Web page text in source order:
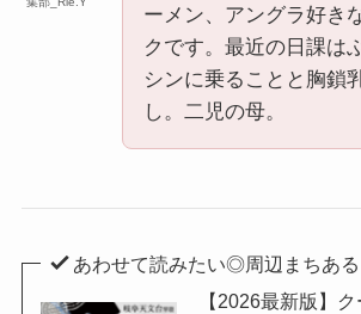
ーメン、アングラ好き
クです。最近の日課は
シンに乗ることと胸鎖
し。二児の母。
あわせて読みたい◎周辺まちあ
【2026最新版】